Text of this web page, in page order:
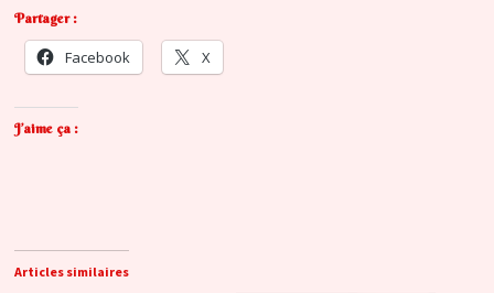
Partager :
Facebook X
J’aime ça :
Articles similaires